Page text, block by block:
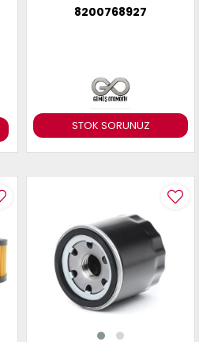
STOK SORUNUZ
8200768927